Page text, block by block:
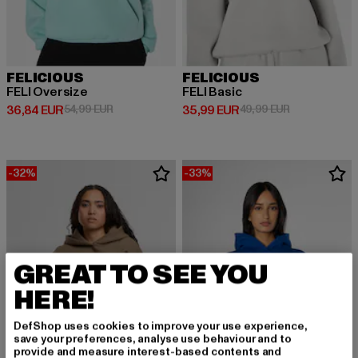
FELICIOUS
FELI Oversize
36,84 EUR
Derzeitiger Preis: 36,84 EUR
54,99 EURAktionspreis: 54,99 EUR
FELICIOUS
FELI Basic
35,99 EUR
Derzeitiger Preis: 35,99 EUR
49,99 EURAktionspreis:
-32% -33%
GREAT TO SEE YOU
HERE!
DefShop uses cookies to improve your use experience,
save your preferences, analyse use behaviour and to
provide and measure interest-based contents and